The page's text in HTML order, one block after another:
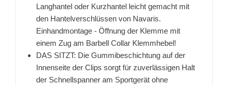
Langhantel oder Kurzhantel leicht gemacht mit
den Hantelverschlüssen von Navaris.
Einhandmontage - Öffnung der Klemme mit
einem Zug am Barbell Collar Klemmhebel!
DAS SITZT: Die Gummibeschichtung auf der
Innenseite der Clips sorgt für zuverlässigen Halt
der Schnellspanner am Sportgerät ohne